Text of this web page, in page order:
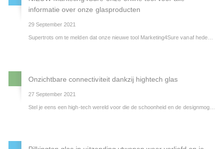
informatie over onze glasproducten
29 September 2021
Supertrots om te melden dat onze nieuwe tool Marketing4Sure vanaf heden online staat!
Onzichtbare connectiviteit dankzij hightech glas
27 September 2021
Stel je eens een high-tech wereld voor die de schoonheid en de designmogelijkheden van glas combineert zonder dat er draden nodig zijn voor onze alledaagse technologie - een visie die mogelijk is gemaakt door een samenwerking tussen de NSG Group en het innovatieve productontwerpbedrijf Cohda.